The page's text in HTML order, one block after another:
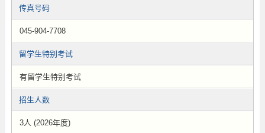
传真号码
045-904-7708
留学生特别考试
有留学生特别考试
招生人数
3人 (2026年度)